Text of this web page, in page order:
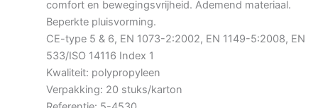
comfort en bewegingsvrijheid. Ademend materiaal.
Beperkte pluisvorming.
CE-type 5 & 6, EN 1073-2:2002, EN 1149-5:2008, EN
533/ISO 14116 Index 1
Kwaliteit: polypropyleen
Verpakking: 20 stuks/karton